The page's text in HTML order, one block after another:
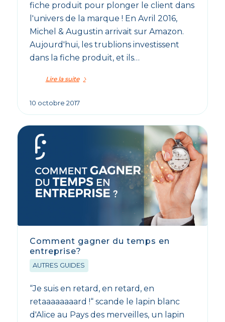
fiche produit pour plonger le client dans
l'univers de la marque ! En Avril 2016,
Michel & Augustin arrivait sur Amazon.
Aujourd'hui, les trublions investissent
dans la fiche produit, et ils…
Lire la suite
10 octobre 2017
Comment gagner du temps en
entreprise?
AUTRES GUIDES
“Je suis en retard, en retard, en
retaaaaaaaard !“ scande le lapin blanc
d'Alice au Pays des merveilles, un lapin